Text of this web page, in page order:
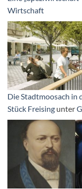
Wirtschaft
Die Stadtmoosach in
Stück Freising unter